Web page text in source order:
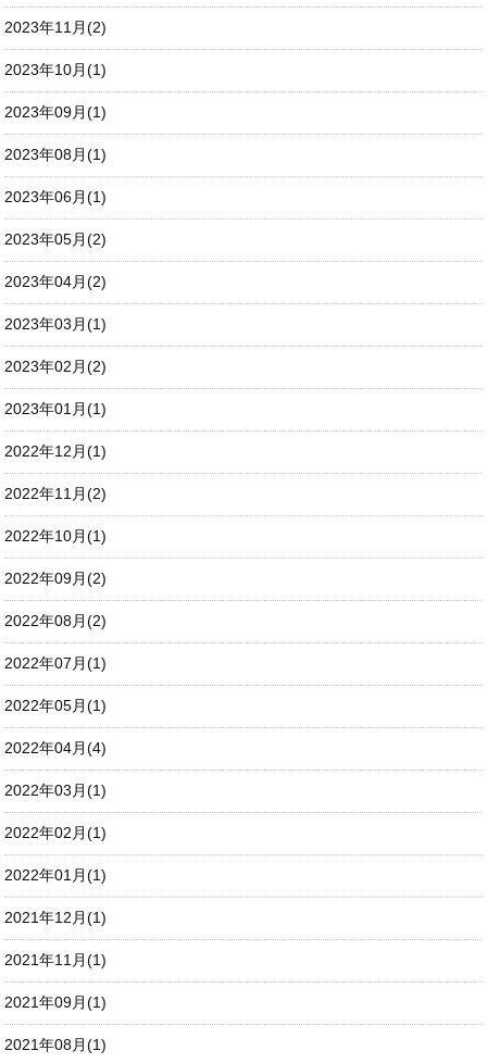
2023年11月(2)
2023年10月(1)
2023年09月(1)
2023年08月(1)
2023年06月(1)
2023年05月(2)
2023年04月(2)
2023年03月(1)
2023年02月(2)
2023年01月(1)
2022年12月(1)
2022年11月(2)
2022年10月(1)
2022年09月(2)
2022年08月(2)
2022年07月(1)
2022年05月(1)
2022年04月(4)
2022年03月(1)
2022年02月(1)
2022年01月(1)
2021年12月(1)
2021年11月(1)
2021年09月(1)
2021年08月(1)